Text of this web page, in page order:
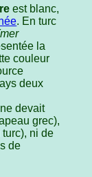
est blanc,
. En turc
la
couleur
deux
devait
grec),
ni de
de